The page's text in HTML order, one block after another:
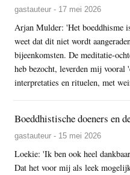
gastauteur - 17 mei 2026
Arjan Mulder: 'Het boeddhisme
weet dat dit niet wordt
bijeenkomsten. De meditatie-
heb bezocht, leverden mij vooral
interpretaties en rituelen, met
Boeddhistische doeners en
gastauteur - 15 mei 2026
Loekie: 'Ik ben ook heel
Dat het voor mij als leek